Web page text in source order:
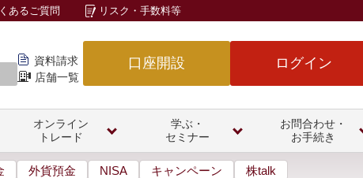
資料請求
店舗一覧
口座開設 ログイン
あるご質問 リスク・手数料等
オンライン
トレード
学ぶ・
セミナー
お問合わせ・
お手続き
外貨預金 NISA キャンペーン 株talk